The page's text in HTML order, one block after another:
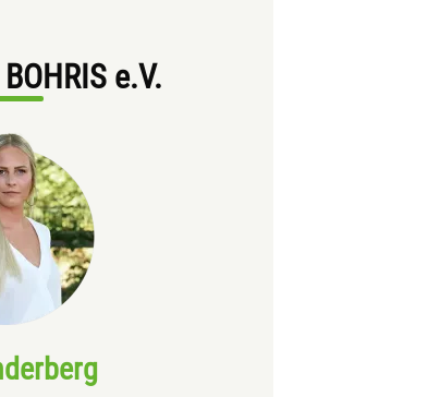
e.V.